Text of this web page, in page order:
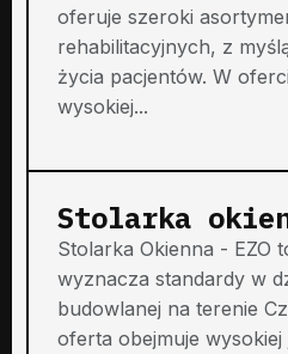
oferuje szeroki
rehabilitacyjnych, z
życia pacjentów. W
wysokiej...
Stolarka
Stolarka Okienna - EZO
wyznacza standardy w
budowlanej na terenie
oferta obejmuje wysokiej